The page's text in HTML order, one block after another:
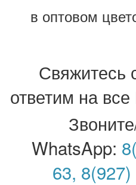
в оптовом
Свяжитесь
ответим на
WhatsApp:
63,